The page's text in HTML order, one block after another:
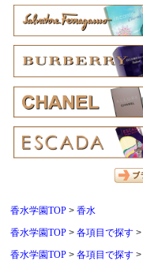
香水学園TOP
香水
香水学園TOP
各項目で探す
香水学園TOP
各項目で探す